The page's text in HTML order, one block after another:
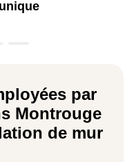
par
Montrouge
de mur